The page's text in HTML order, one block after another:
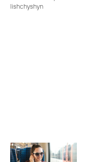
lishchyshyn